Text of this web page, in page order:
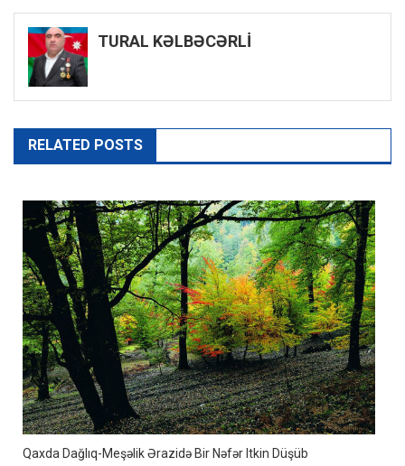
naviqasiyası
TURAL KƏLBƏCƏRLİ
RELATED POSTS
Qaxda Dağlıq-Meşəlik Ərazidə Bir Nəfər Itkin Düşüb